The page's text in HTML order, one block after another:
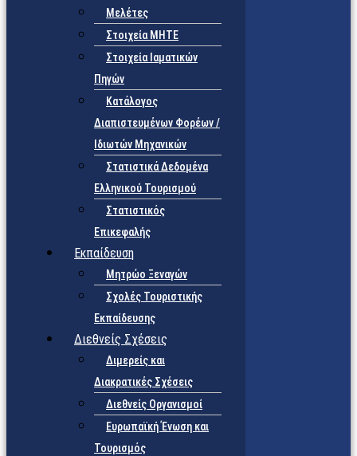
Μελέτες
Στοιχεία ΜΗΤΕ
Στοιχεία Ιαματικών
Πηγών
Κατάλογος
Διαπιστευμένων Φορέων /
Ιδιωτών Μηχανικών
Στατιστικά Δεδομένα
Ελληνικού Τουρισμού
Στατιστικός
Επικεφαλής
Εκπαίδευση
Μητρώο Ξεναγών
Σχολές Τουριστικής
Εκπαίδευσης
Διεθνείς Σχέσεις
Διμερείς και
Διακρατικές Σχέσεις
Διεθνείς Οργανισμοί
Ευρωπαϊκή Ένωση και
Τουρισμός